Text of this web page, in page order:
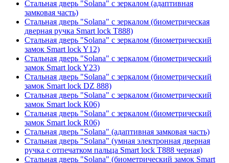
Стальная дверь "Solana" с зеркалом (адаптивная
замковая часть)
Стальная дверь "Solana" с зеркалом (биометрическая
дверная ручка Smart lock T888)
Стальная дверь "Solana" с зеркалом (биометрический
замок Smart lock Y12)
Стальная дверь "Solana" с зеркалом (биометрический
замок Smart lock Y23)
Стальная дверь "Solana" с зеркалом (биометрический
замок Smart lock DZ 888)
Стальная дверь "Solana" с зеркалом (биометрический
замок Smart lock К06)
Стальная дверь "Solana" с зеркалом (биометрический
замок Smart lock R06)
Стальная дверь "Solana" (адаптивная замковая часть)
Стальная дверь "Solana" (умная электронная дверная
ручка с отпечатком пальца Smart lock T888 черная)
Стальная дверь "Solana" (биометрический замок Smart